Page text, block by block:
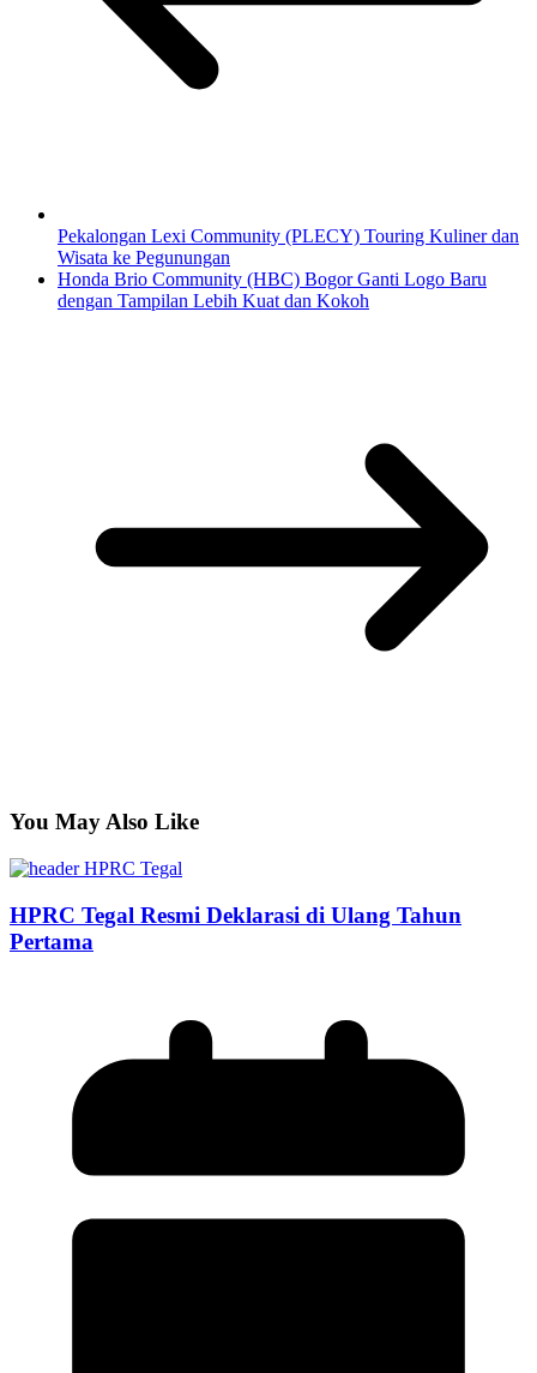
Pekalongan Lexi Community (PLECY) Touring Kuliner dan
Wisata ke Pegunungan
Honda Brio Community (HBC) Bogor Ganti Logo Baru
dengan Tampilan Lebih Kuat dan Kokoh
You May Also Like
HPRC Tegal Resmi Deklarasi di Ulang Tahun
Pertama